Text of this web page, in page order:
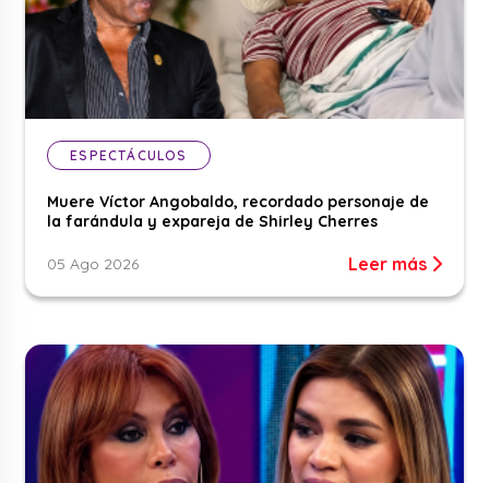
ESPECTÁCULOS
Muere Víctor Angobaldo, recordado personaje de
la farándula y expareja de Shirley Cherres
05 Ago 2026 Leer más